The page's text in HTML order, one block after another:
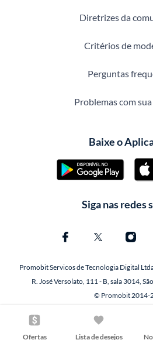
Ofertas Lista de desejos
Diretrizes da
Critérios de
Perguntas
Problemas com
Baixe o
Siga nas redes
Promobit Servicos de Tecnologia Digital
R. José Versolato, 111 - B, sala 3014,
© Promobit 2014-